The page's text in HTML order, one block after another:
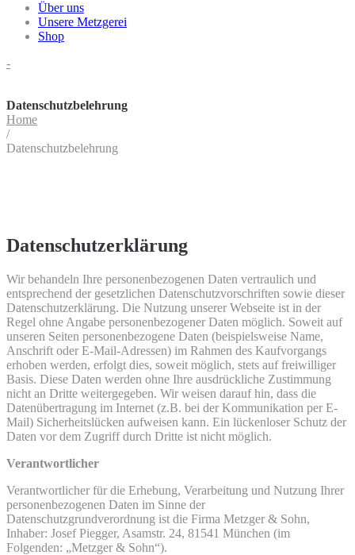
Über uns
Unsere Metzgerei
Shop
-
Datenschutzbelehrung
Home
/
Datenschutzbelehrung
Datenschutzerklärung
Wir behandeln Ihre personenbezogenen Daten vertraulich und
entsprechend der gesetzlichen Datenschutzvorschriften sowie dieser
Datenschutzerklärung. Die Nutzung unserer Webseite ist in der
Regel ohne Angabe personenbezogener Daten möglich. Soweit auf
unseren Seiten personenbezogene Daten (beispielsweise Name,
Anschrift oder E-Mail-Adressen) im Rahmen des Kaufvorgangs
erhoben werden, erfolgt dies, soweit möglich, stets auf freiwilliger
Basis. Diese Daten werden ohne Ihre ausdrückliche Zustimmung
nicht an Dritte weitergegeben. Wir weisen darauf hin, dass die
Datenübertragung im Internet (z.B. bei der Kommunikation per E-
Mail) Sicherheitslücken aufweisen kann. Ein lückenloser Schutz der
Daten vor dem Zugriff durch Dritte ist nicht möglich.
Verantwortlicher
Verantwortlicher für die Erhebung, Verarbeitung und Nutzung Ihrer
personenbezogenen Daten im Sinne der
Datenschutzgrundverordnung ist die Firma Metzger & Sohn,
Inhaber: Josef Piegger, Asamstr. 24, 81541 München (im
Folgenden: „Metzger & Sohn“).